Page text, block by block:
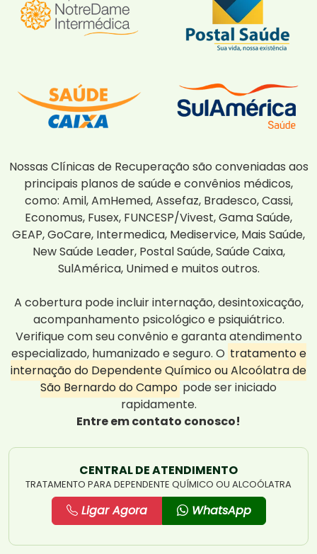
Nossas Clínicas de Recuperação são conveniadas aos
principais planos de saúde e convênios médicos,
como: Amil, AmHemed, Assefaz, Bradesco, Cassi,
Economus, Fusex, FUNCESP/Vivest, Gama Saúde,
GEAP, GoCare, Intermedica, Mediservice, Mais Saúde,
New Saúde Leader, Postal Saúde, Saúde Caixa,
SulAmérica, Unimed e muitos outros.
A cobertura pode incluir internação, desintoxicação,
acompanhamento psicológico e psiquiátrico.
Verifique com seu convênio e garanta atendimento
especializado, humanizado e seguro. O tratamento e
internação do Dependente Químico ou Alcoólatra de
São Bernardo do Campo pode ser iniciado
rapidamente.
Entre em contato conosco!
CENTRAL DE ATENDIMENTO
TRATAMENTO PARA DEPENDENTE QUÍMICO OU ALCOÓLATRA
Ligar Agora WhatsApp